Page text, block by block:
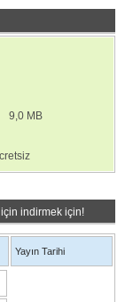
9,0 MB
indirmek için!
Yayın Tarihi